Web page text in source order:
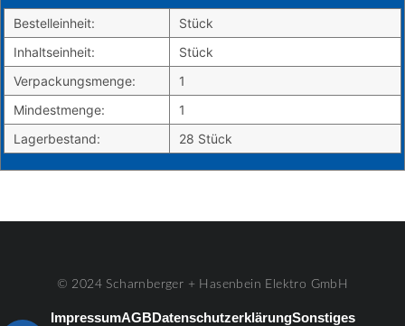
Bestelleinheit:
Stück
Inhaltseinheit:
Stück
Verpackungsmenge:
1
Mindestmenge:
1
Lagerbestand:
28 Stück
© 2024 Scharnberger + Hasenbein Elektro GmbH
ImpressumAGBDatenschutzerklärungSonstiges